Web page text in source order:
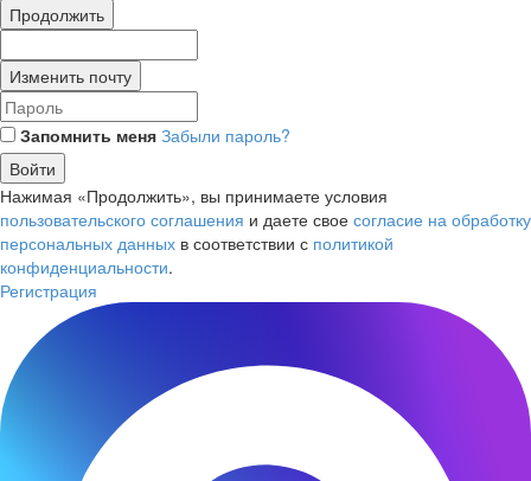
Продолжить
Изменить почту
Запомнить меня Забыли пароль?
Войти
Нажимая «Продолжить», вы принимаете условия
пользовательского соглашения и даете свое согласие на обработку
персональных данных в соответствии с политикой
конфиденциальности.
Регистрация